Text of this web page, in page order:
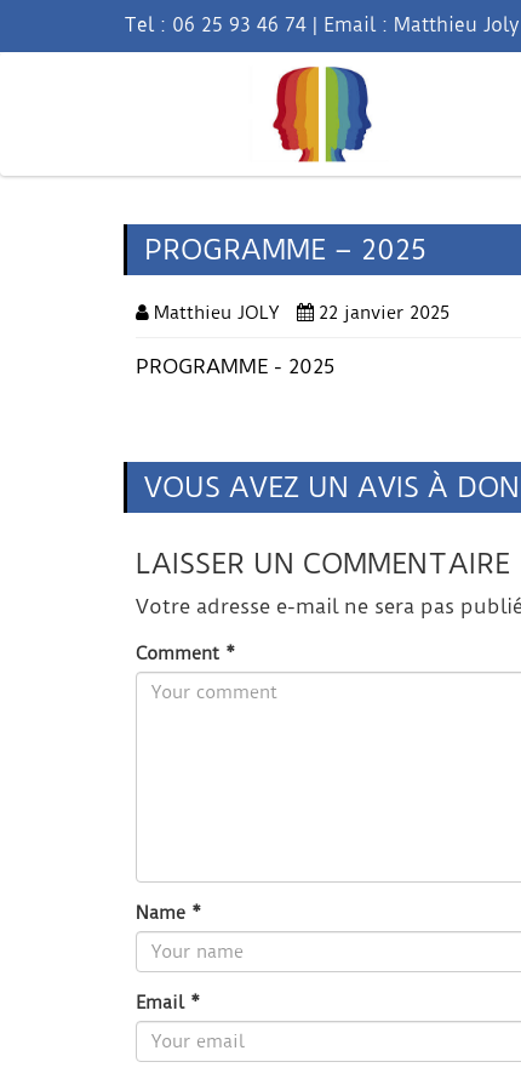
Tel : 06 25 93 46 74 | Email : Matthieu Joly
PROGRAMME – 2025
Matthieu JOLY 22 janvier 2025
PROGRAMME - 2025
VOUS AVEZ UN AVIS À
LAISSER UN COMMENTAIRE
Votre adresse e-mail ne sera pas
Comment *
Name *
Email *